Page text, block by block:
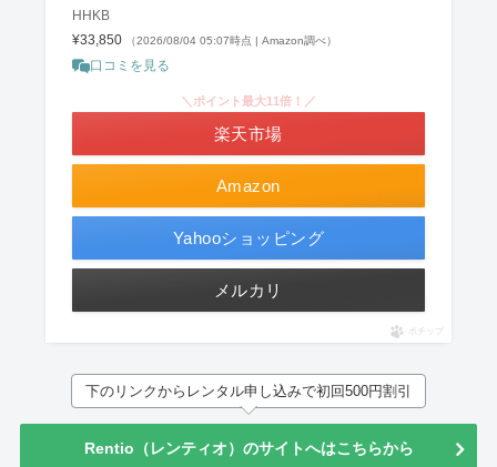
HHKB
¥33,850
（2026/08/04 05:07時点 | Amazon調べ）
口コミを見る
Amazon
＼ポイント最大11倍！／
楽天市場
Yahooショッピング
メルカリ
ポチップ
下のリンクからレンタル申し込みで初回500円割引
Rentio（レンティオ）のサイトへはこちらから